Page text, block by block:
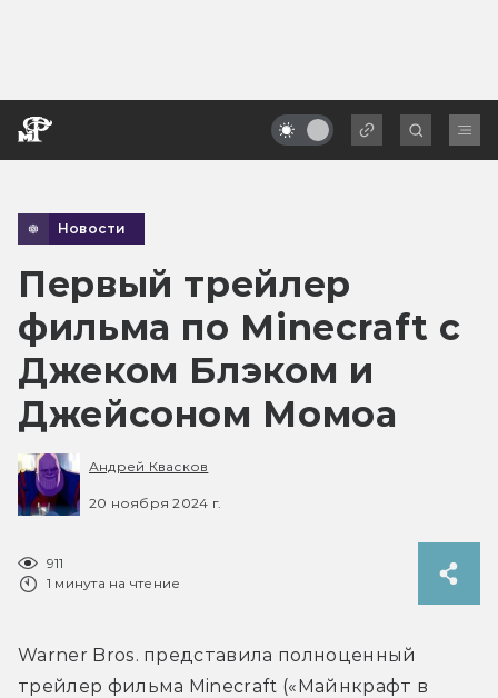
Новости
Первый трейлер
фильма по Minecraft с
Джеком Блэком и
Джейсоном Момоа
Андрей Квасков
20 ноября 2024 г.
911
1 минута на чтение
Warner Bros. представила полноценный
трейлер фильма Minecraft («Майнкрафт в